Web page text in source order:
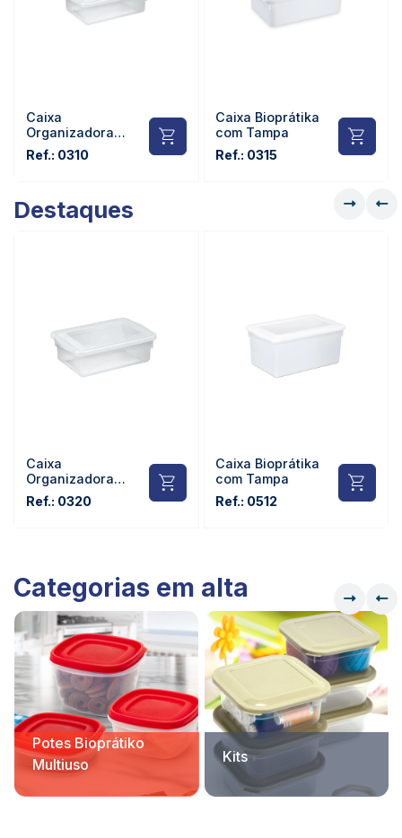
Caixa
Organizadora
Bioprátika com
Tampa
Ref.: 0310
Caixa Bioprátika
com Tampa
Ref.: 0315
Destaques
Caixa
Organizadora
Bioprátika com
Tampa
Ref.: 0320
Caixa Bioprátika
com Tampa
Ref.: 0512
Categorias em alta
Potes Bioprátiko
Multiuso
Kits